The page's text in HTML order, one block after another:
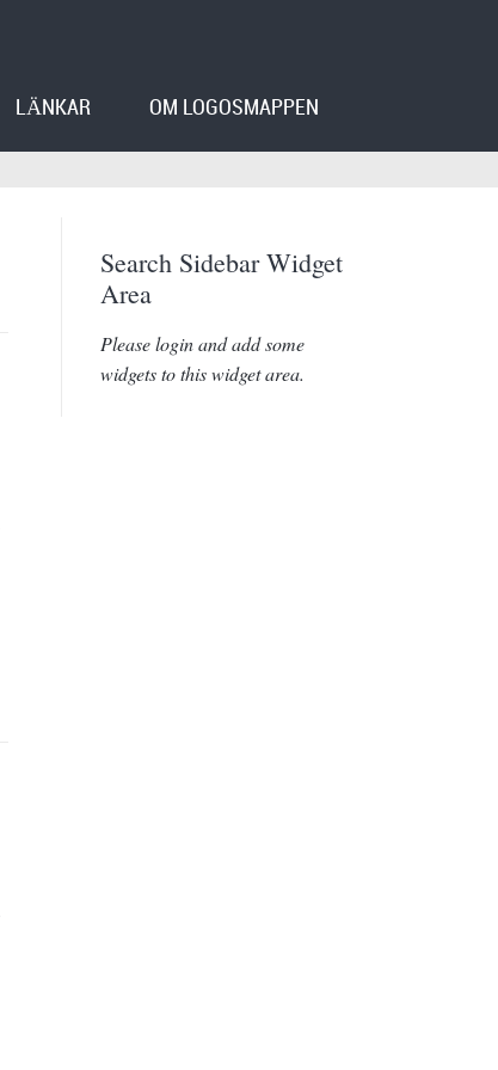
LÄNKAR OM LOGOSMAPPEN
Search Sidebar Widget
Area
Please login and add some
widgets to this widget area.